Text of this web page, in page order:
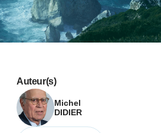
Auteur(s)
Michel
DIDIER